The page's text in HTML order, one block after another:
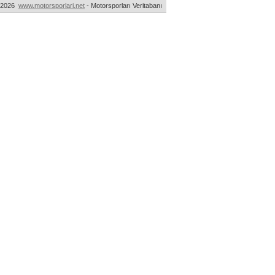
www.motorsporlari.net - Motorsporları Veritabanı